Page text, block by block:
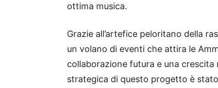
ottima musica.
Grazie all’artefice peloritano della
un volano di eventi che attira le
collaborazione futura e una
strategica di questo progetto è